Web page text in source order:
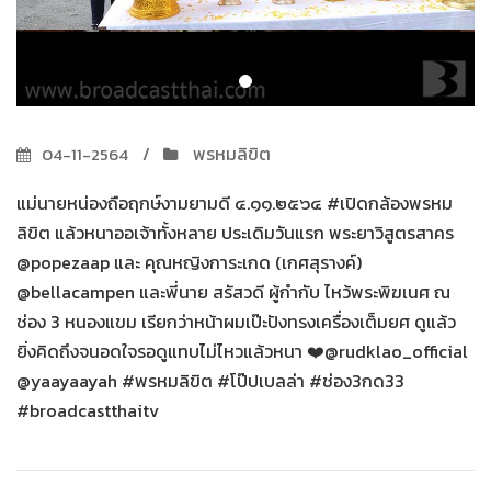
04-11-2564
พรหมลิขิต
แม่นายหน่องถือฤกษ์งามยามดี ๔.๑๑.๒๕๖๔ #เปิดกล้องพรหม
ลิขิต แล้วหนาออเจ้าทั้งหลาย ประเดิมวันแรก พระยาวิสูตรสาคร
@popezaap และ คุณหญิงการะเกด (เกศสุรางค์)
@bellacampen และพี่นาย สรัสวดี ผู้กำกับ ไหว้พระพิฆเนศ ณ
ช่อง 3 หนองแขม เรียกว่าหน้าผมเป๊ะปังทรงเครื่องเต็มยศ ดูแล้ว
ยิ่งคิดถึงจนอดใจรอดูแทบไม่ไหวแล้วหนา ❤️@rudklao_official
@yaayaayah #พรหมลิขิต #โป๊ปเบลล่า #ช่อง3กด33
#broadcastthaitv